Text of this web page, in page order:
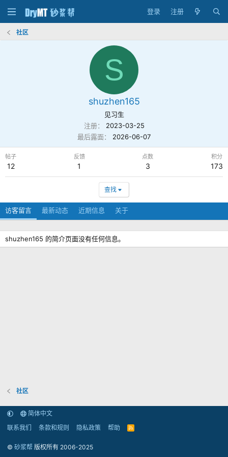
登录 注册
社区
S
shuzhen165
见习生
注册
2023-03-25
最后露面
2026-06-07
帖子
12
反馈
1
点数
3
积分
173
查找
访客留言 最新动态 近期信息 关于
shuzhen165 的简介页面没有任何信息。
社区
简体中文
联系我们
条款和规则 隐私政策 帮助
R
© 砂浆帮 版权所有 2006-2025